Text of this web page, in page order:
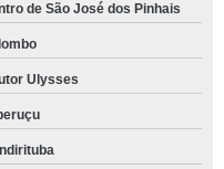
de São José dos Pinhais
Ulysses